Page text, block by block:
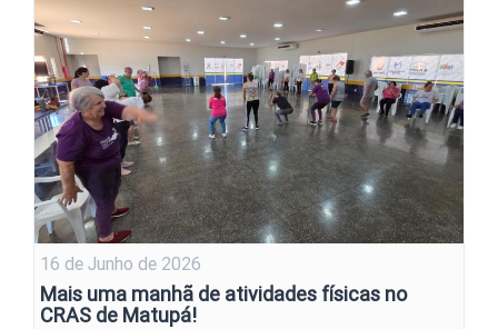
16 de Junho de 2026
Mais uma manhã de atividades físicas no
CRAS de Matupá!